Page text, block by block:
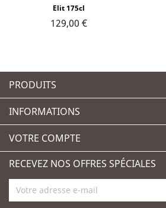
Elit 175cl
129,00 €
PRODUITS
INFORMATIONS
VOTRE COMPTE
RECEVEZ NOS OFFRES SPÉCIALES